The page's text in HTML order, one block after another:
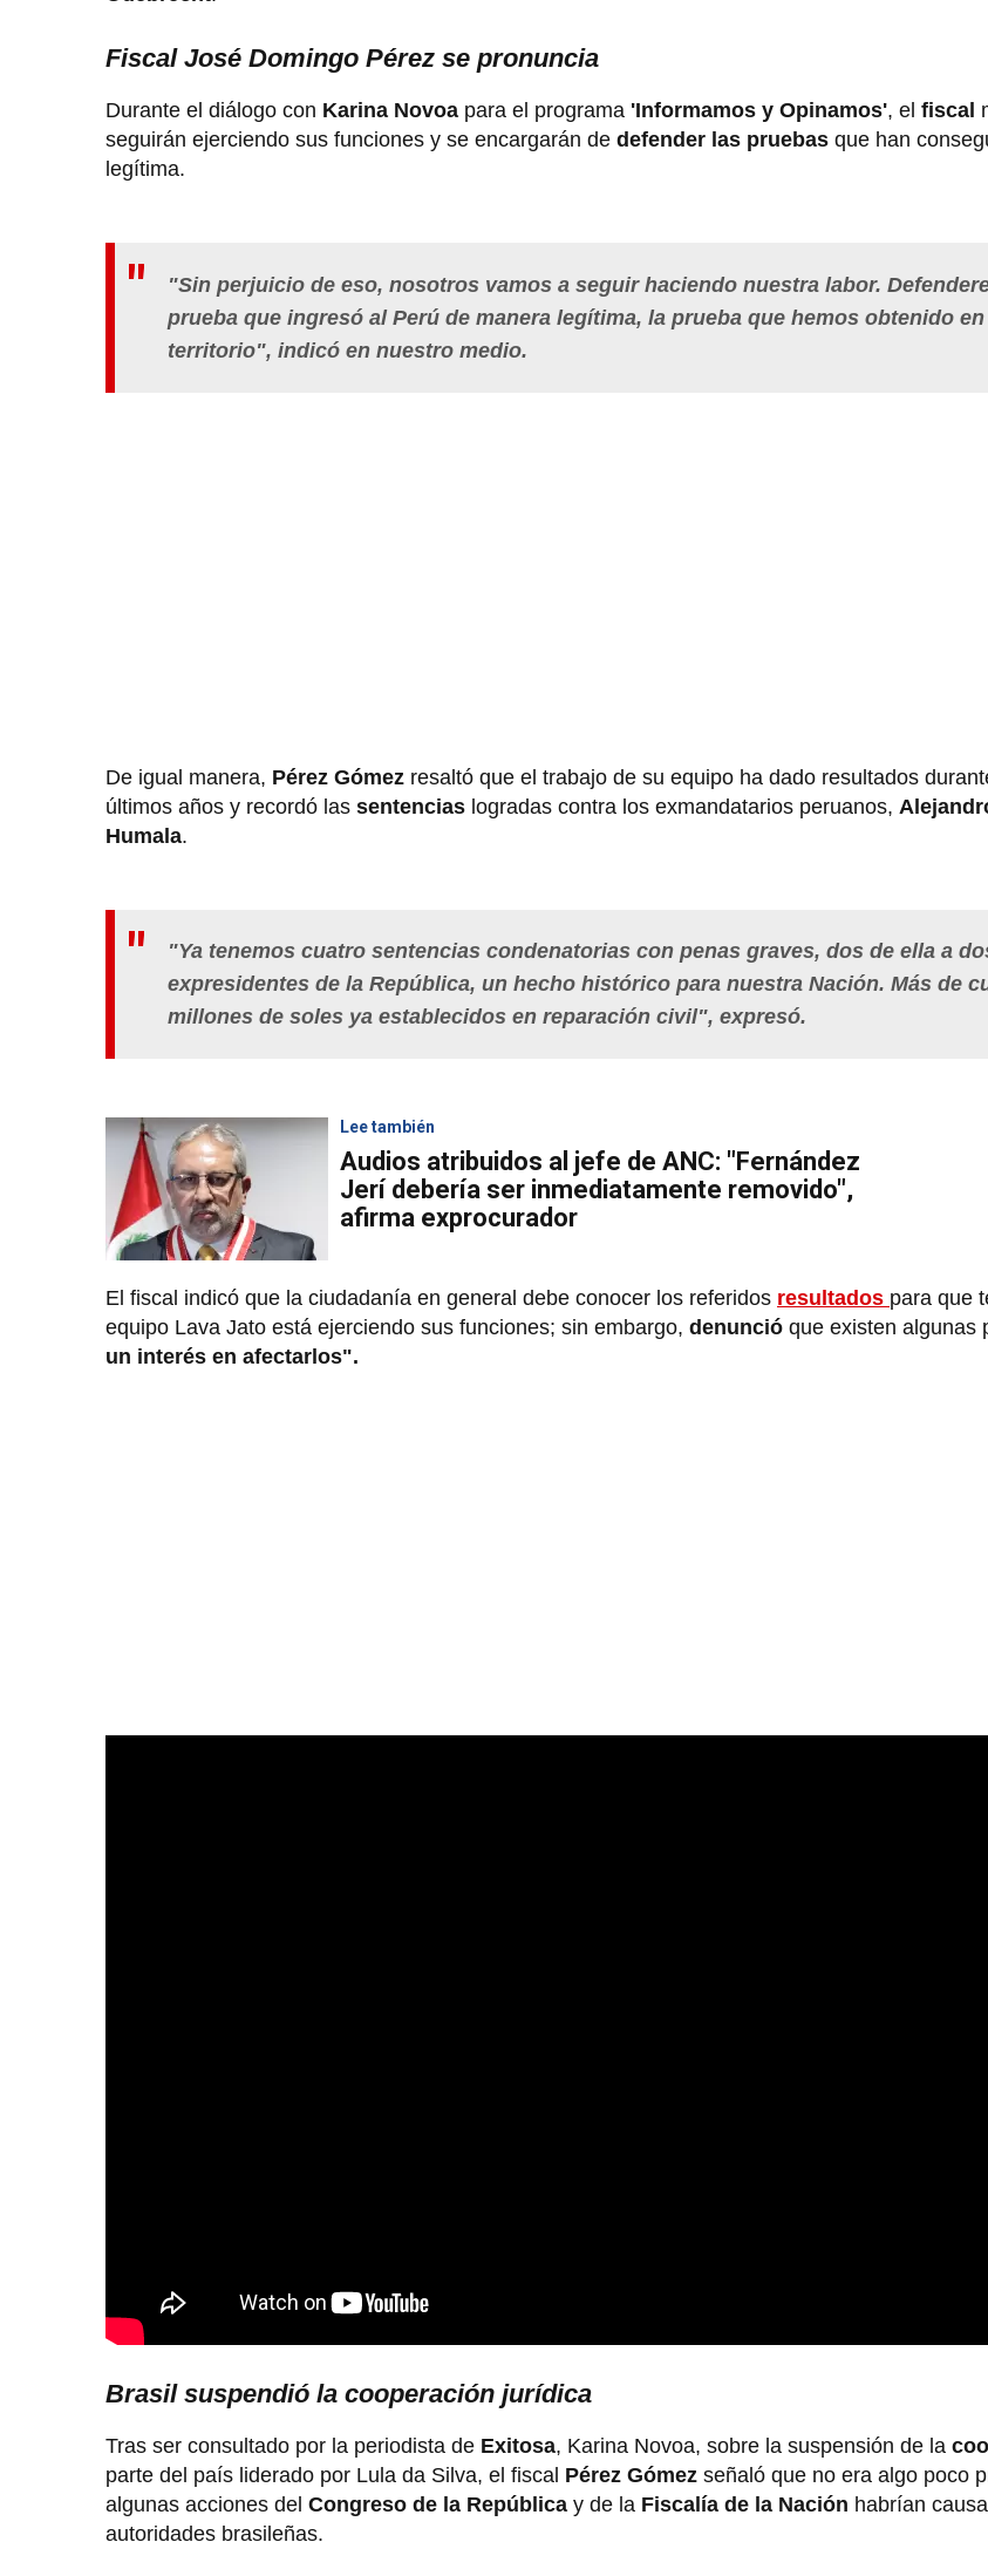
Fiscal José Domingo Pérez se pronuncia
Durante el diálogo con Karina Novoa para el programa 'Informamos y Opinamos', el fiscal
seguirán ejerciendo sus funciones y se encargarán de defender las pruebas que han
legítima.
"Sin perjuicio de eso, nosotros vamos a seguir haciendo nuestra labor.
prueba que ingresó al Perú de manera legítima, la prueba que hemos obtenido
territorio", indicó en nuestro medio.
De igual manera, Pérez Gómez resaltó que el trabajo de su equipo ha dado resultados
últimos años y recordó las sentencias logradas contra los exmandatarios peruanos,
Humala.
"Ya tenemos cuatro sentencias condenatorias con penas graves, dos de ella a
expresidentes de la República, un hecho histórico para nuestra Nación. Más de
millones de soles ya establecidos en reparación civil", expresó.
Lee también
Audios atribuidos al jefe de ANC: "Fernández
Jerí debería ser inmediatamente removido",
afirma exprocurador
El fiscal indicó que la ciudadanía en general debe conocer los referidos resultados para que
equipo Lava Jato está ejerciendo sus funciones; sin embargo, denunció que existen algunas
un interés en afectarlos".
Brasil suspendió la cooperación jurídica
Tras ser consultado por la periodista de Exitosa, Karina Novoa, sobre la suspensión de la
parte del país liderado por Lula da Silva, el fiscal Pérez Gómez señaló que no era algo poco
algunas acciones del Congreso de la República y de la Fiscalía de la Nación habrían
autoridades brasileñas.